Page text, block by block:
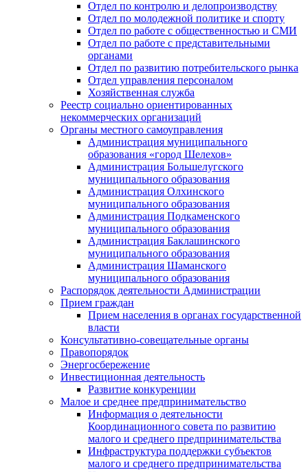
Отдел по контролю и делопроизводству
Отдел по молодежной политике и спорту
Отдел по работе с общественностью и СМИ
Отдел по работе с представительными
органами
Отдел по развитию потребительского рынка
Отдел управления персоналом
Хозяйственная служба
Реестр социально ориентированных
некоммерческих организаций
Органы местного самоуправления
Администрация муниципального
образования «город Шелехов»
Администрация Большелугского
муниципального образования
Администрация Олхинского
муниципального образования
Администрация Подкаменского
муниципального образования
Администрация Баклашинского
муниципального образования
Администрация Шаманского
муниципального образования
Распорядок деятельности Администрации
Прием граждан
Прием населения в органах государственной
власти
Консультативно-совещательные органы
Правопорядок
Энергосбережение
Инвестиционная деятельность
Развитие конкуренции
Малое и среднее предпринимательство
Информация о деятельности
Координационного совета по развитию
малого и среднего предпринимательства
Инфраструктура поддержки субъектов
малого и среднего предпринимательства